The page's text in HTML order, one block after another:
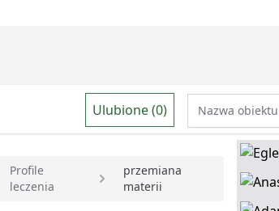
Ulubione (0)
Profile
leczenia
przemiana
materii